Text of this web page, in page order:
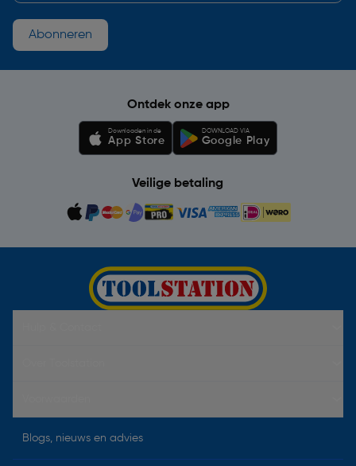
Abonneren
Ontdek onze app
Downloaden in de
App Store
DOWNLOAD VIA
Google Play
Veilige betaling
Blogs, nieuws en advies